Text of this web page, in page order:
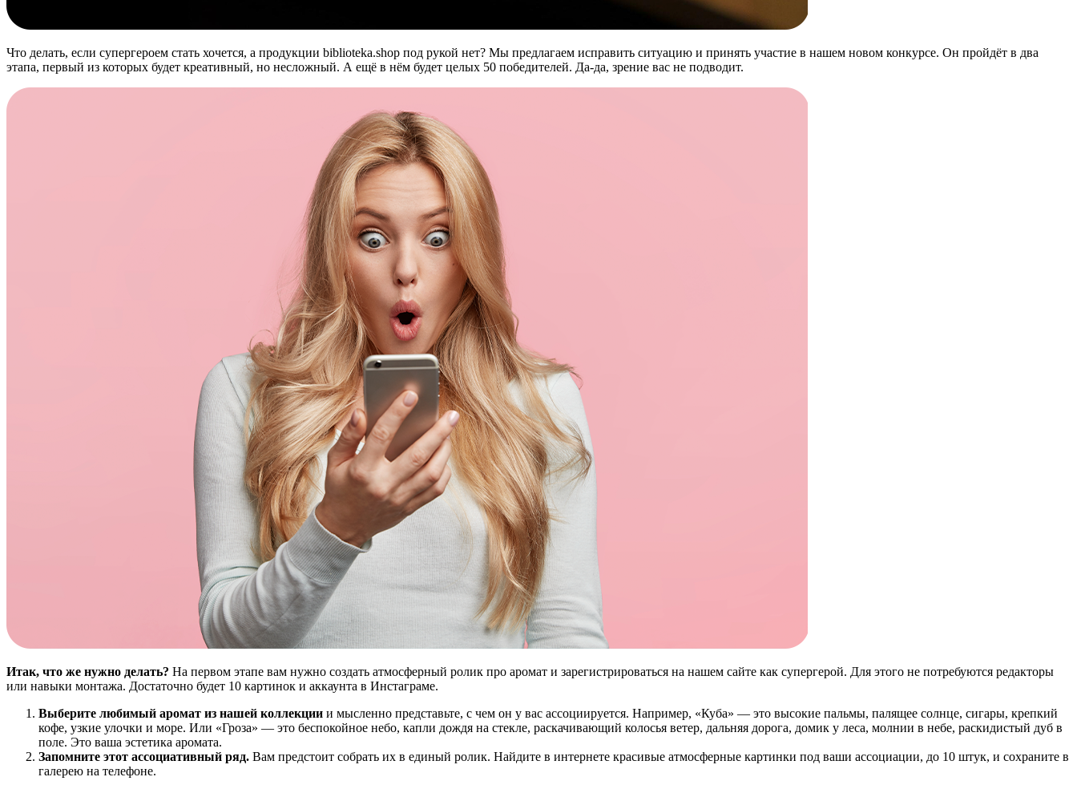
Что делать, если супергероем стать хочется, а продукции biblioteka.shop под рукой нет? Мы предлагаем исправить ситуацию и принять участие в нашем новом конкурсе. Он пройдёт в два
этапа, первый из которых будет креативный, но несложный. А ещё в нём будет целых 50 победителей. Да-да, зрение вас не подводит.
Итак, что же нужно делать? На первом этапе вам нужно создать атмосферный ролик про аромат и зарегистрироваться на нашем сайте как супергерой. Для этого не потребуются редакторы
или навыки монтажа. Достаточно будет 10 картинок и аккаунта в Инстаграме.
Выберите любимый аромат из нашей коллекции и мысленно представьте, с чем он у вас ассоциируется. Например, «Куба» — это высокие пальмы, палящее солнце, сигары, крепкий
кофе, узкие улочки и море. Или «Гроза» — это беспокойное небо, капли дождя на стекле, раскачивающий колосья ветер, дальняя дорога, домик у леса, молнии в небе, раскидистый дуб в
поле. Это ваша эстетика аромата.
Запомните этот ассоциативный ряд. Вам предстоит собрать их в единый ролик. Найдите в интернете красивые атмосферные картинки под ваши ассоциации, до 10 штук, и сохраните в
галерею на телефоне.